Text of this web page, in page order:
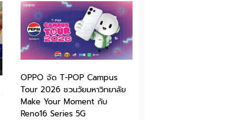
OPPO จัด T-POP Campus
Tour 2026 ชวนวัยมหาวิทยาลัย
Make Your Moment กับ
Reno16 Series 5G